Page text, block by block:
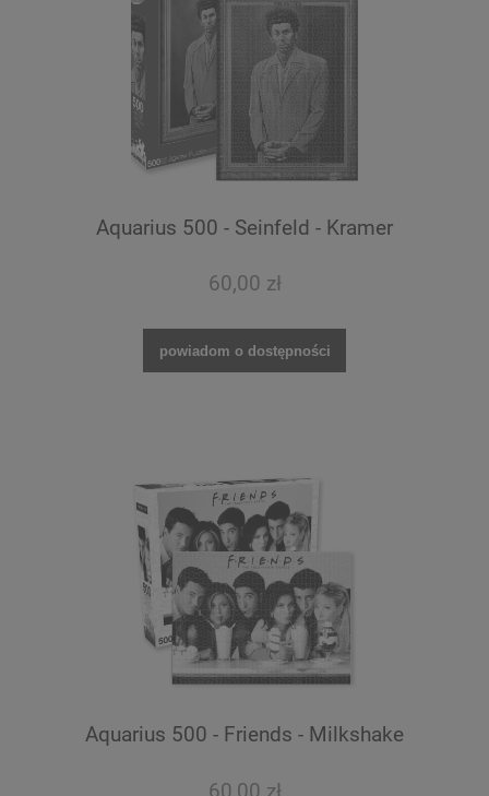
Aquarius 500 - Seinfeld - Kramer
60,00 zł
powiadom o dostępności
Aquarius 500 - Friends - Milkshake
60,00 zł